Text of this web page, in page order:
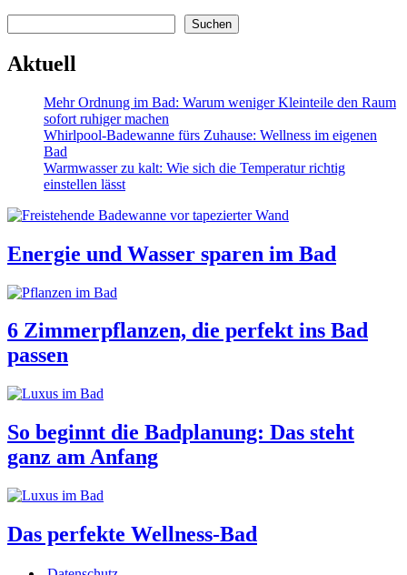
Suchen
Aktuell
Mehr Ordnung im Bad: Warum weniger Kleinteile den Raum
sofort ruhiger machen
Whirlpool-Badewanne fürs Zuhause: Wellness im eigenen
Bad
Warmwasser zu kalt: Wie sich die Temperatur richtig
einstellen lässt
Energie und Wasser sparen im Bad
6 Zimmerpflanzen, die perfekt ins Bad
passen
So beginnt die Badplanung: Das steht
ganz am Anfang
Das perfekte Wellness-Bad